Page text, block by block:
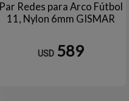
Par Redes para Arco Fútbol
11, Nylon 6mm GISMAR
USD 589